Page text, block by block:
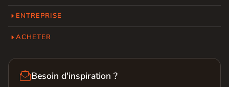
ENTREPRISE
ACHETER
Besoin d'inspiration ?